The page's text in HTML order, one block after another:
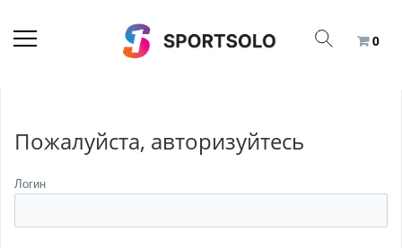
0
Пожалуйста, авторизуйтесь
Логин